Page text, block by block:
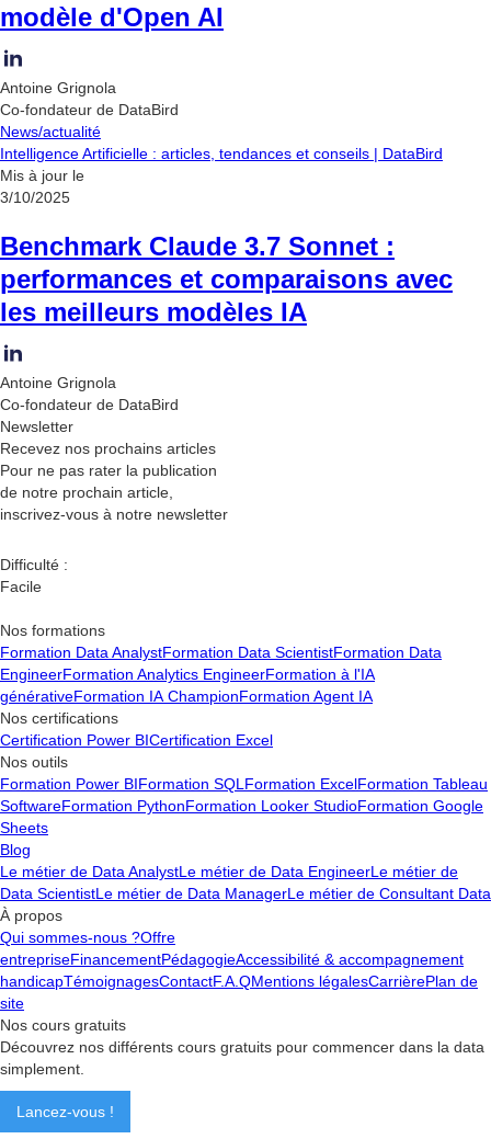
modèle d'Open AI
Antoine Grignola
Co-fondateur de DataBird
News/actualité
Intelligence Artificielle : articles, tendances et conseils | DataBird
Mis à jour le
3/10/2025
Benchmark Claude 3.7 Sonnet :
performances et comparaisons avec
les meilleurs modèles IA
Antoine Grignola
Co-fondateur de DataBird
Newsletter
Recevez nos prochains articles
Pour ne pas rater la publication
de notre prochain article,
inscrivez-vous à notre newsletter
Difficulté :
Facile
Nos formations
Formation Data AnalystFormation Data ScientistFormation Data
EngineerFormation Analytics EngineerFormation à l'IA
générativeFormation IA ChampionFormation Agent IA
Nos certifications
Certification Power BICertification Excel
Nos outils
Formation Power BIFormation SQL Formation ExcelFormation Tableau
SoftwareFormation PythonFormation Looker StudioFormation Google
Sheets
Blog
Le métier de Data AnalystLe métier de Data EngineerLe métier de
Data ScientistLe métier de Data ManagerLe métier de Consultant Data
À propos
Qui sommes-nous ?Offre
entrepriseFinancementPédagogieAccessibilité & accompagnement
handicapTémoignagesContactF.A.QMentions légalesCarrièrePlan de
site
Nos cours gratuits
Découvrez nos différents cours gratuits pour commencer dans la data
simplement.
Lancez-vous !